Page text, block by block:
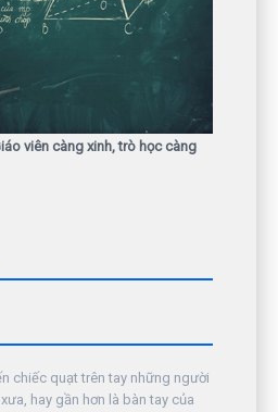
viên càng xinh, trò học càng
chiếc quạt trên tay những người
hay gần hơn là bàn tay của